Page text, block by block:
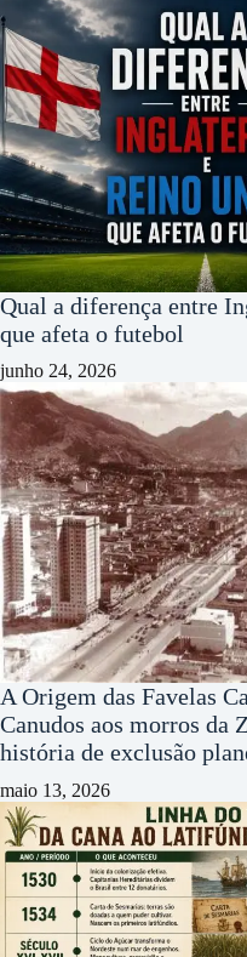
Qual a diferença entre
que afeta o futebol
junho 24, 2026
A Origem das Favelas
Canudos aos morros da
história de exclusão
maio 13, 2026